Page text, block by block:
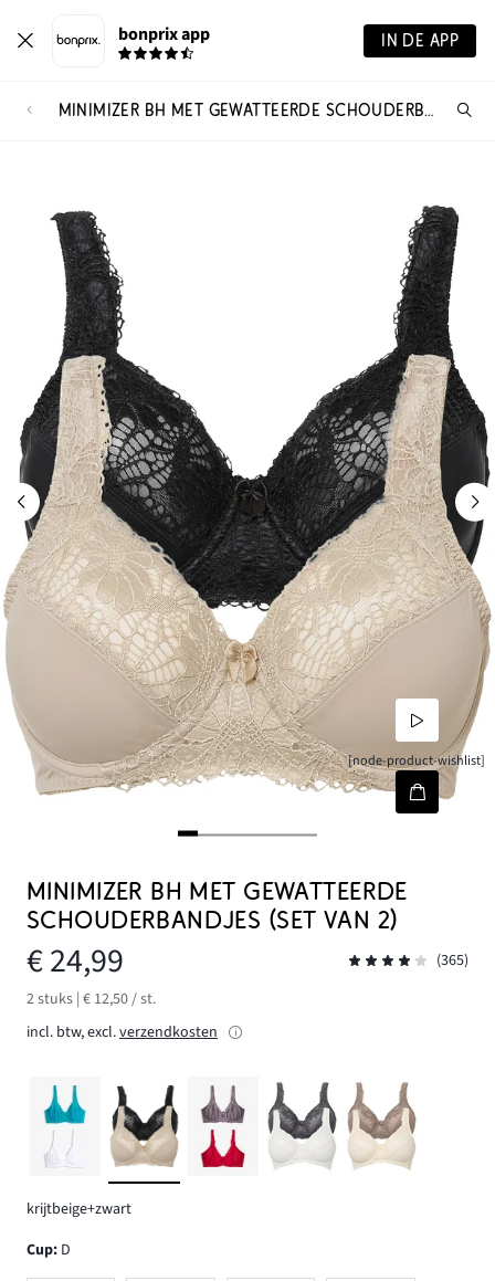
bonprix app IN DE APP
MINIMIZER BH MET GEWATTEERDE SCHOUDERBANDJES (SET VAN 2)
[node-product-wishlist]
MINIMIZER BH MET GEWATTEERDE
SCHOUDERBANDJES (SET VAN 2)
€ 24,99
(365)
2 stuks | € 12,50 / st.
incl. btw, excl.verzendkosten
krijtbeige+zwart
Cup: D